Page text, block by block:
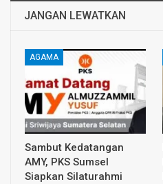
JANGAN LEWATKAN
AGAMA
Sambut Kedatangan
AMY, PKS Sumsel
Siapkan Silaturahmi